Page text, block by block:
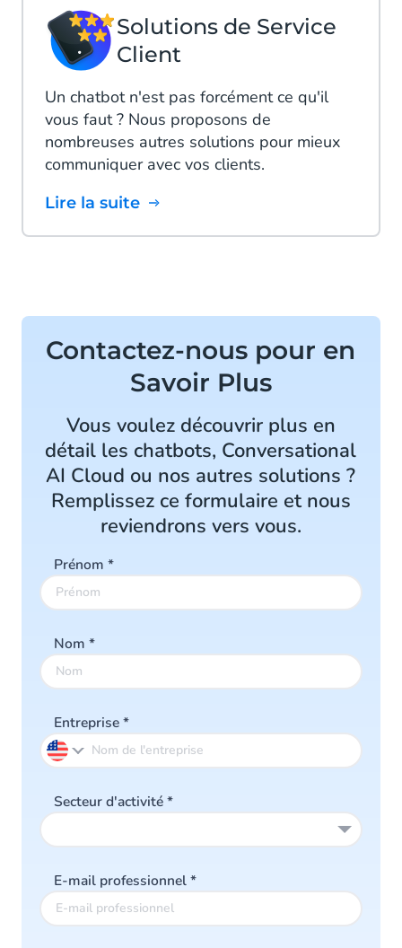
Solutions de Service
Client
Un chatbot n'est pas forcément ce qu'il
vous faut ? Nous proposons de
nombreuses autres solutions pour mieux
communiquer avec vos clients.
Lire la suite
Contactez-nous pour en
Savoir Plus
Vous voulez découvrir plus en
détail les chatbots, Conversational
AI Cloud ou nos autres solutions ?
Remplissez ce formulaire et nous
reviendrons vers vous.
Prénom *
Nom *
Entreprise*
Secteur d'activité*
E-mail professionnel*